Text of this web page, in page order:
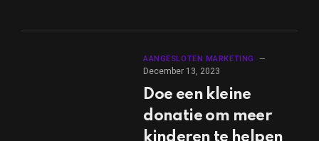
AANGESLOTEN MARKETING
December 13, 2023
Doe een kleine
donatie om meer
kinderen te helpen